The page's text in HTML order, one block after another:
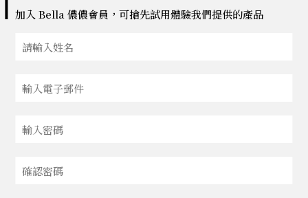
加入 Bella 儂儂會員，可搶先試用體驗我們提供的產品